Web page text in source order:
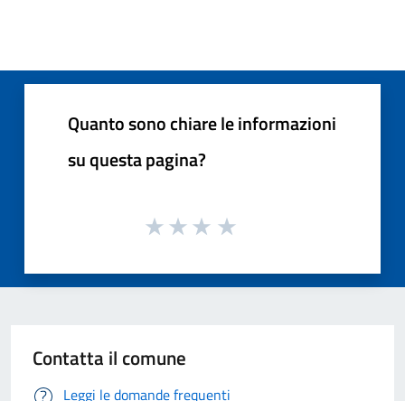
Quanto sono chiare le informazioni
su questa pagina?
Contatta il comune
Leggi le domande frequenti